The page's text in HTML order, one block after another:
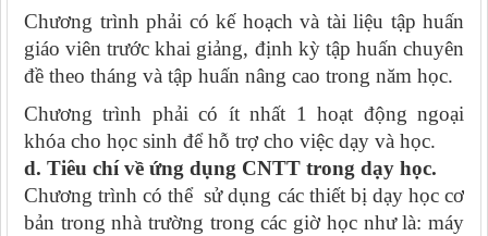
Chương trình phải có kế hoạch và tài liệu tập huấn
giáo viên trước khai giảng, định kỳ tập huấn chuyên
đề theo tháng và tập huấn nâng cao trong năm học.
Chương trình phải có ít nhất 1 hoạt động ngoại
khóa cho học sinh để hỗ trợ cho việc dạy và học.
d. Tiêu chí về ứng dụng CNTT trong dạy học.
Chương trình có thể sử dụng các thiết bị dạy học cơ
bản trong nhà trường trong các giờ học như là: máy